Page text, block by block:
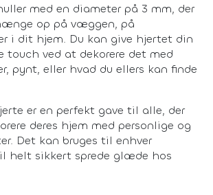
med en diameter på 3 mm, der
op på væggen, på
i dit hjem. Du kan give hjertet din
touch ved at dekorere det med
pynt, eller hvad du ellers kan finde
er en perfekt gave til alle, der
deres hjem med personlige og
Det kan bruges til enhver
helt sikkert sprede glæde hos